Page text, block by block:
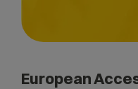
European